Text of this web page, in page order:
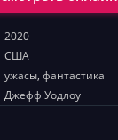
2020
США
ужасы, фантастика
Джефф Уодлоу